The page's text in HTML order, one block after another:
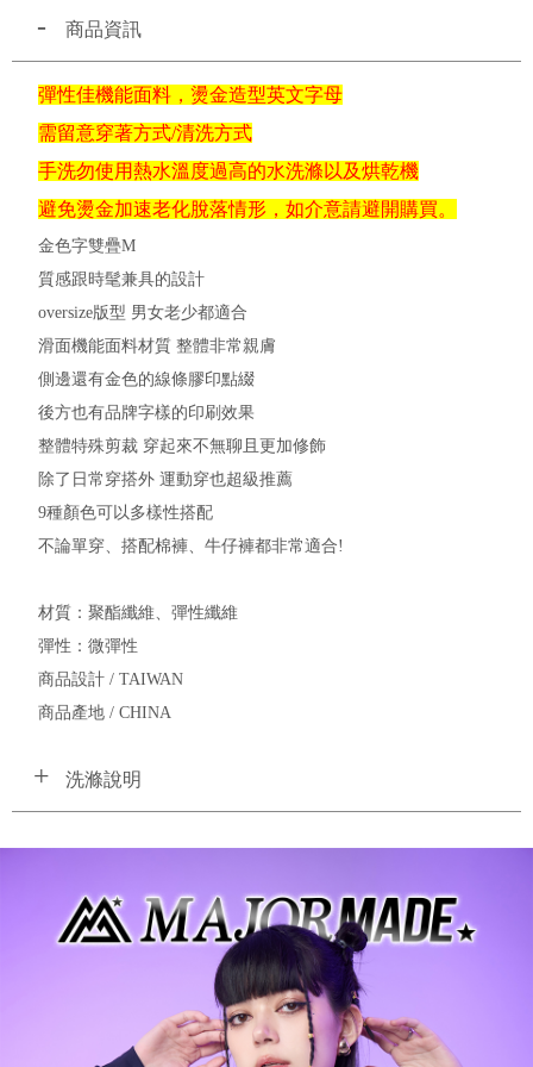
商品資訊
彈性佳機能面料，燙金造型英文字母
需留意穿著方式/清洗方式
手洗勿使用熱水溫度過高的水洗滌以及烘乾機
避免燙金加速老化脫落情形，如介意請避開購買。
金色字雙疊M
質感跟時髦兼具的設計
oversize版型 男女老少都適合
滑面機能面料材質 整體非常親膚
側邊還有金色的線條膠印點綴
後方也有品牌字樣的印刷效果
整體特殊剪裁 穿起來不無聊且更加修飾
除了日常穿搭外 運動穿也超級推薦
9種顏色可以多樣性搭配
不論單穿、搭配棉褲、牛仔褲都非常適合!
材質：聚酯纖維、彈性纖維
彈性：微彈性
商品設計 / TAIWAN
商品產地 / CHINA
洗滌說明